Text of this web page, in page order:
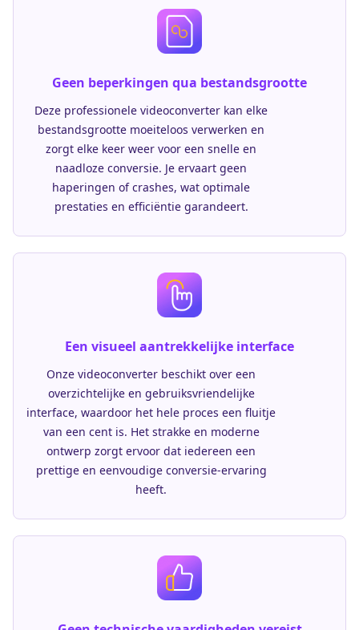
Geen beperkingen qua bestandsgrootte
Deze professionele videoconverter kan elke
bestandsgrootte moeiteloos verwerken en
zorgt elke keer weer voor een snelle en
naadloze conversie. Je ervaart geen
haperingen of crashes, wat optimale
prestaties en efficiëntie garandeert.
Een visueel aantrekkelijke interface
Onze videoconverter beschikt over een
overzichtelijke en gebruiksvriendelijke
interface, waardoor het hele proces een fluitje
van een cent is. Het strakke en moderne
ontwerp zorgt ervoor dat iedereen een
prettige en eenvoudige conversie-ervaring
heeft.